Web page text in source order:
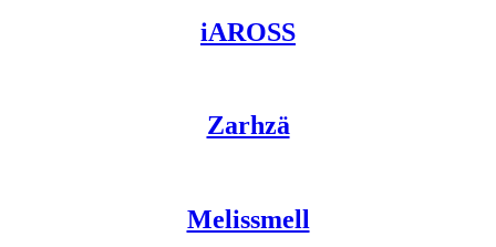
iAROSS
Zarhzä
Melissmell